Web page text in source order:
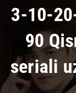
3-10-
90
seriali